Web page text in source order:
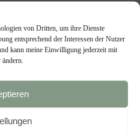
von Dritten, um ihre Dienste
entsprechend der Interessen der Nutzer
kann meine Einwilligung jederzeit mit